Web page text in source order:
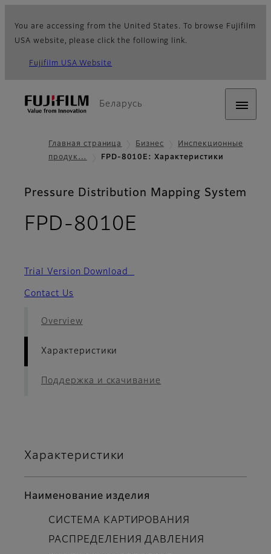
You are accessing from the United States. To browse Fujifilm
USA website, please click the following link.
Fujifilm USA Website
Беларусь
Главная страница Бизнес
Инспекционные
продук…
FPD-8010E: Характеристики
Pressure Distribution Mapping System
FPD-8010E
Trial Version Download
Contact Us
Overview
Характеристики
Поддержка и скачивание
Характеристики
Наименование изделия
СИСТЕМА КАРТИРОВАНИЯ
РАСПРЕДЕЛЕНИЯ ДАВЛЕНИЯ